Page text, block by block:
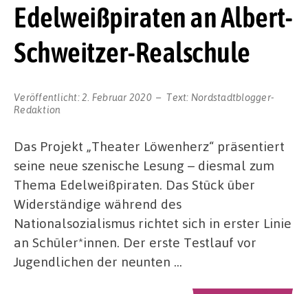
Edelweißpiraten an Albert-
Schweitzer-Realschule
Veröffentlicht:2. Februar 2020 Text: Nordstadtblogger-
Redaktion
Das Projekt „Theater Löwenherz“ präsentiert
seine neue szenische Lesung – diesmal zum
Thema Edelweißpiraten. Das Stück über
Widerständige während des
Nationalsozialismus richtet sich in erster Linie
an Schüler*innen. Der erste Testlauf vor
Jugendlichen der neunten …